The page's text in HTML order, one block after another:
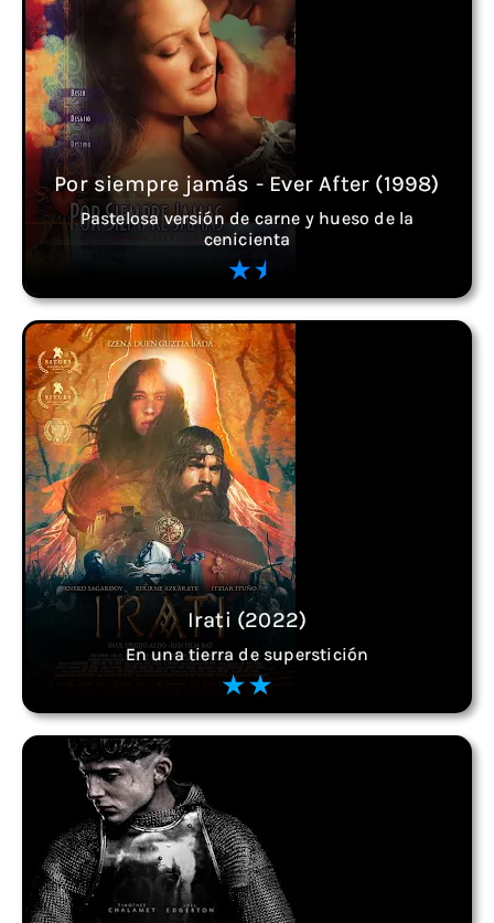
Por siempre jamás - Ever After (1998)
Pastelosa versión de carne y hueso de la
cenicienta
Irati (2022)
En una tierra de superstición